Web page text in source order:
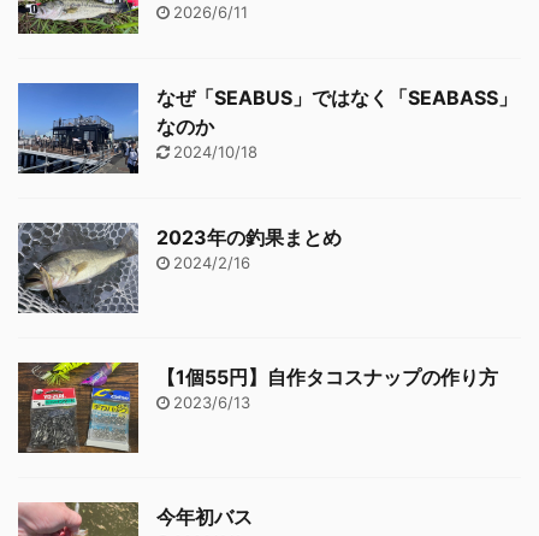
2026/6/11
なぜ「SEABUS」ではなく「SEABASS」
なのか
2024/10/18
2023年の釣果まとめ
2024/2/16
【1個55円】自作タコスナップの作り方
2023/6/13
今年初バス